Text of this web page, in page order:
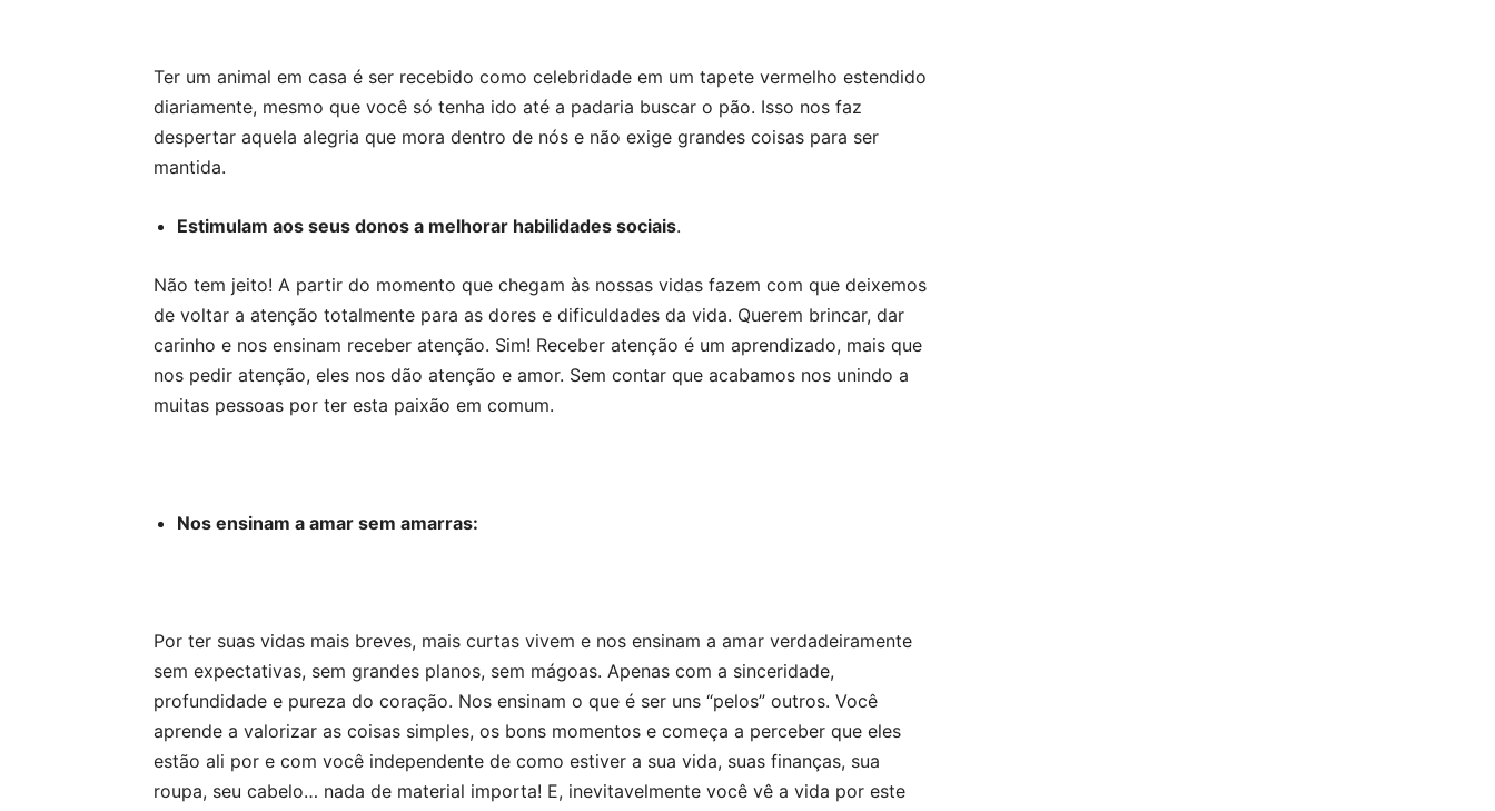
Ter um animal em casa é ser recebido como celebridade em um tapete vermelho estendido
diariamente, mesmo que você só tenha ido até a padaria buscar o pão. Isso nos faz
despertar aquela alegria que mora dentro de nós e não exige grandes coisas para ser
mantida.
Estimulam aos seus donos a melhorar habilidades sociais.
Não tem jeito! A partir do momento que chegam às nossas vidas fazem com que deixemos
de voltar a atenção totalmente para as dores e dificuldades da vida. Querem brincar, dar
carinho e nos ensinam receber atenção. Sim! Receber atenção é um aprendizado, mais que
nos pedir atenção, eles nos dão atenção e amor. Sem contar que acabamos nos unindo a
muitas pessoas por ter esta paixão em comum.
Nos ensinam a amar sem amarras:
Por ter suas vidas mais breves, mais curtas vivem e nos ensinam a amar verdadeiramente
sem expectativas, sem grandes planos, sem mágoas. Apenas com a sinceridade,
profundidade e pureza do coração. Nos ensinam o que é ser uns “pelos” outros. Você
aprende a valorizar as coisas simples, os bons momentos e começa a perceber que eles
estão ali por e com você independente de como estiver a sua vida, suas finanças, sua
roupa, seu cabelo… nada de material importa! E, inevitavelmente você vê a vida por este